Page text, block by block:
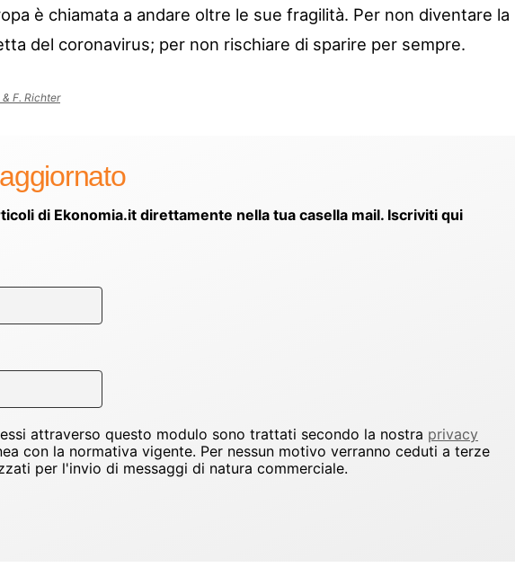
è chiamata a andare oltre le sue fragilità. Per non diventare la
del coronavirus; per non rischiare di sparire per sempre.
F. Richter
di Ekonomia.it direttamente nella tua casella mail. Iscriviti qui
attraverso questo modulo sono trattati secondo la nostra privacy
con la normativa vigente. Per nessun motivo verranno ceduti a terze
per l'invio di messaggi di natura commerciale.